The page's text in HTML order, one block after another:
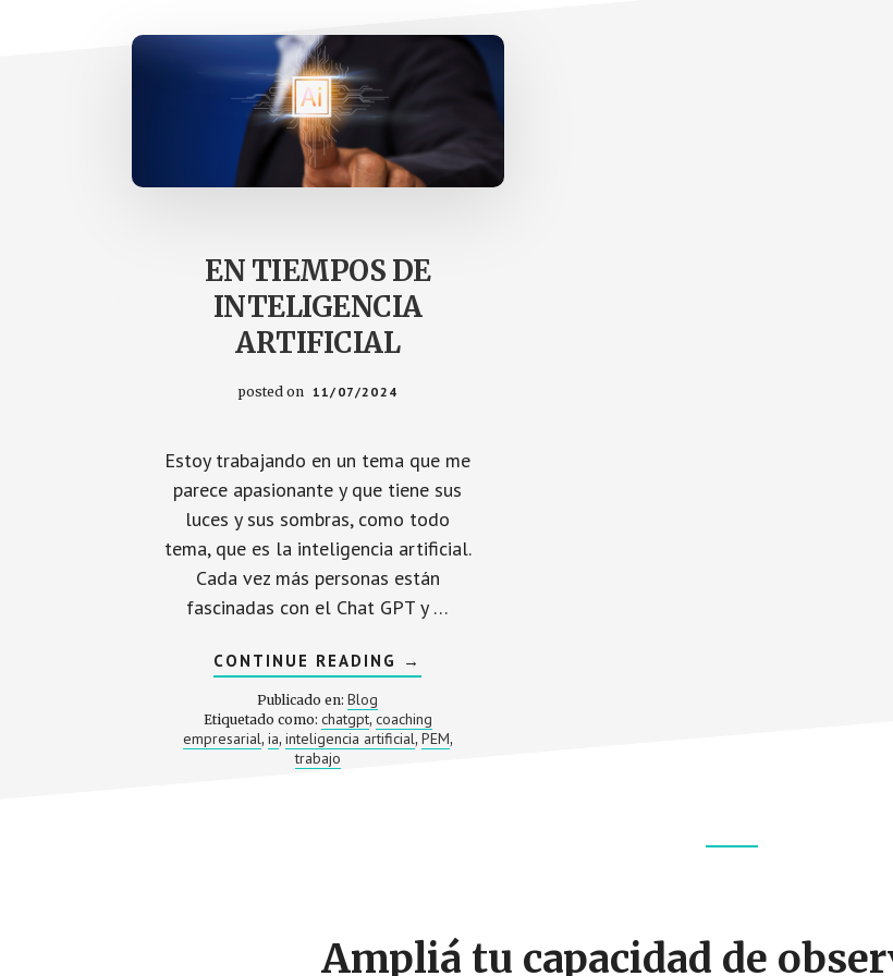
EN TIEMPOS DE
INTELIGENCIA
ARTIFICIAL
posted on 11/07/2024
Estoy trabajando en un tema que me
parece apasionante y que tiene sus
luces y sus sombras, como todo
tema, que es la inteligencia artificial.
Cada vez más personas están
fascinadas con el Chat GPT y …
CONTINUE READING ACERCA
DE
TIEMPOS
DE
INTELIGENCIA
→
Publicado en: Blog
Etiquetado como: chatgpt, coaching
empresarial, ia, inteligencia artificial, PEM,
trabajo
Ampliá tu capacidad de